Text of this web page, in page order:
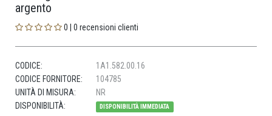
argento
0 | 0 recensioni clienti
CODICE:
1A1.582.00.16
CODICE FORNITORE:
104785
UNITÀ DI MISURA:
NR
DISPONIBILITÀ:
DISPONIBILITÀ IMMEDIATA